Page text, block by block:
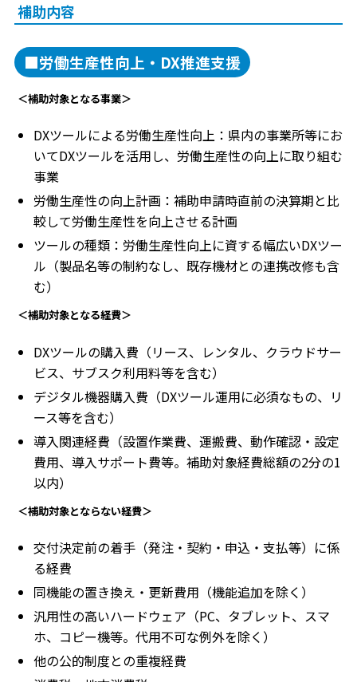
補助内容
■労働生産性向上・DX推進支援
＜補助対象となる事業＞
DXツールによる労働生産性向上：県内の事業所等にお
いてDXツールを活用し、労働生産性の向上に取り組む
事業
労働生産性の向上計画：補助申請時直前の決算期と比
較して労働生産性を向上させる計画
ツールの種類：労働生産性向上に資する幅広いDXツー
ル（製品名等の制約なし、既存機材との連携改修も含
む）
＜補助対象となる経費＞
DXツールの購入費（リース、レンタル、クラウドサー
ビス、サブスク利用料等を含む）
デジタル機器購入費（DXツール運用に必須なもの、リ
ース等を含む）
導入関連経費（設置作業費、運搬費、動作確認・設定
費用、導入サポート費等。補助対象経費総額の2分の1
以内）
＜補助対象とならない経費＞
交付決定前の着手（発注・契約・申込・支払等）に係
る経費
同機能の置き換え・更新費用（機能追加を除く）
汎用性の高いハードウェア（PC、タブレット、スマ
ホ、コピー機等。代用不可な例外を除く）
他の公的制度との重複経費